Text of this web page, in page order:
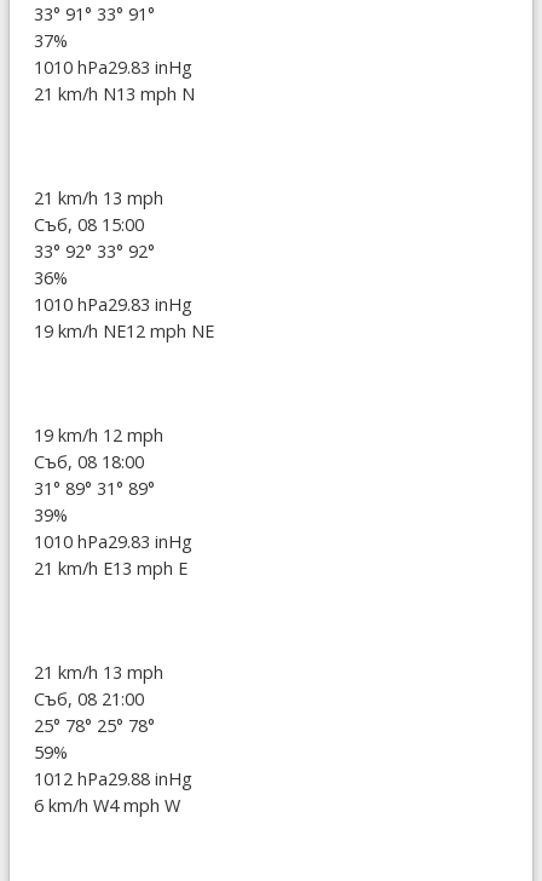
33° 91° 33° 91°
37%
1010 hPa29.83 inHg
21 km/h N13 mph N
21 km/h 13 mph
Съб, 08 15:00
33° 92° 33° 92°
36%
1010 hPa29.83 inHg
19 km/h NE12 mph NE
19 km/h 12 mph
Съб, 08 18:00
31° 89° 31° 89°
39%
1010 hPa29.83 inHg
21 km/h E13 mph E
21 km/h 13 mph
Съб, 08 21:00
25° 78° 25° 78°
59%
1012 hPa29.88 inHg
6 km/h W4 mph W